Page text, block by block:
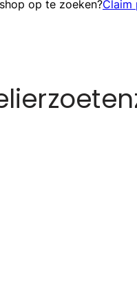
op te zoeken?Claim